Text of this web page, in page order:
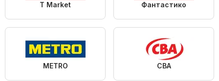
T Market Фантастико
METRO CBA